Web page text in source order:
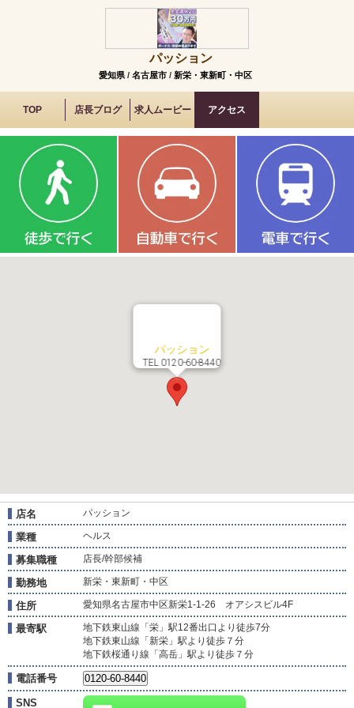
パッション
愛知県/ 名古屋市/ 新栄・東新町・中区
TOP 店長ブログ 求人ムービー アクセス
パッション
TEL 0120-60-8440
店名 パッション
業種 ヘルス
募集職種 店長/幹部候補
勤務地 新栄・東新町・中区
住所 愛知県名古屋市中区新栄1-1-26 オアシスビル4F
最寄駅
地下鉄東山線「栄」駅12番出口より徒歩7分
地下鉄東山線「新栄」駅より徒歩７分
地下鉄桜通り線「高岳」駅より徒歩７分
電話番号
SNS